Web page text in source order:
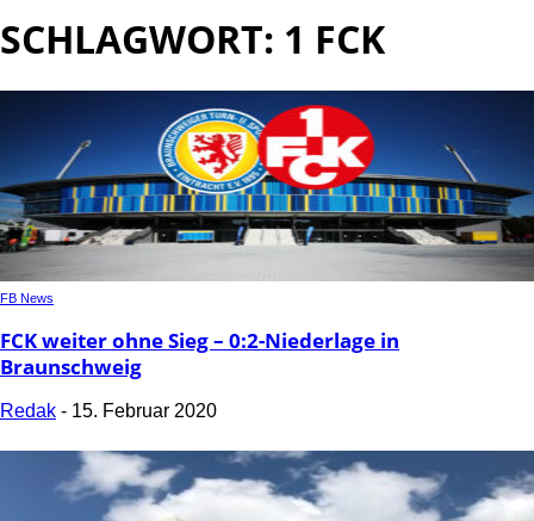
SCHLAGWORT: 1 FCK
FB News
FCK weiter ohne Sieg – 0:2-Niederlage in
Braunschweig
Redak - 15. Februar 2020